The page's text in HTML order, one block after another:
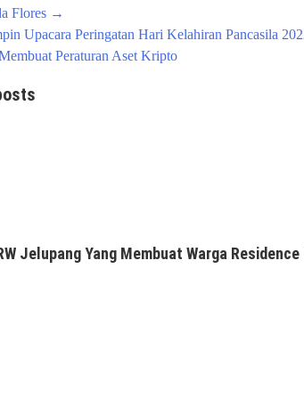
Flores →
Upacara Peringatan Hari Kelahiran Pancasila
Peraturan Aset Kripto
Jelupang Yang Membuat Warga Residence